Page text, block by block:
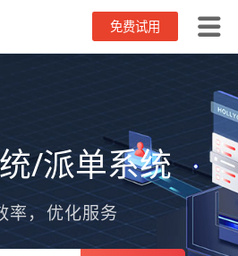
免费试用
/派单系统
率，优化服务